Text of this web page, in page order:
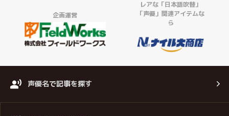
企画運営
レアな「日本語吹替」
「声優」関連アイテムな
ら
声優名で記事を探す